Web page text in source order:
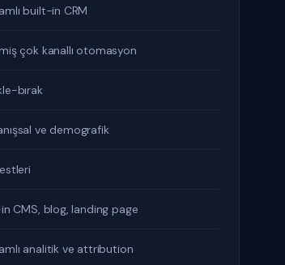
built-in CRM
çok kanallı otomasyon
bırak
ve demografik
CMS, blog, landing page
analitik ve attribution